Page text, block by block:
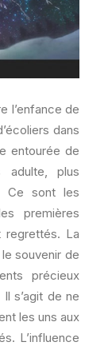
l’enfance de
dans
entourée de
adulte, plus
Ce sont les
premières
regrettés. La
souvenir de
précieux
s’agit de ne
les uns aux
L’influence